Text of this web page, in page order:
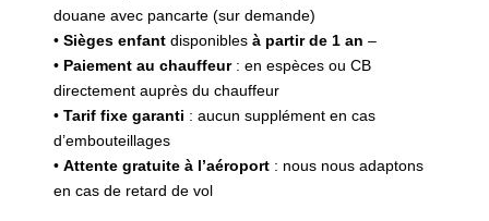
douane avec pancarte (sur demande)
• Sièges enfant disponibles à partir de 1 an –
• Paiement au chauffeur: en espèces ou CB
directement auprès du chauffeur
• Tarif fixe garanti : aucun supplément en cas
d’embouteillages
• Attente gratuite à l’aéroport : nous nous adaptons
en cas de retard de vol